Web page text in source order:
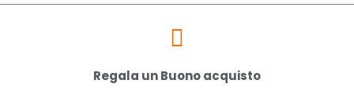
Regala un Buono acquisto